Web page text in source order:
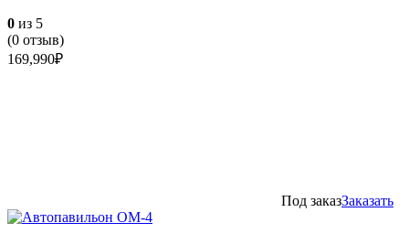
0 из 5
(0 отзыв)
169,990₽
Под заказЗаказать